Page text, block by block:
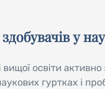
у
вищої освіти
гуртках і